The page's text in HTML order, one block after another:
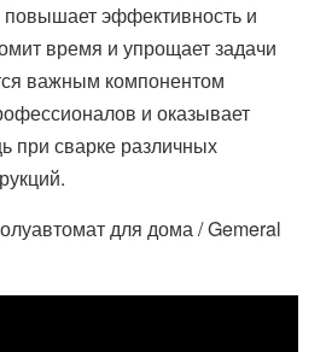
повышает эффективность и
время и упрощает задачи
важным компонентом
и оказывает
при сварке различных
для дома / Gemeral